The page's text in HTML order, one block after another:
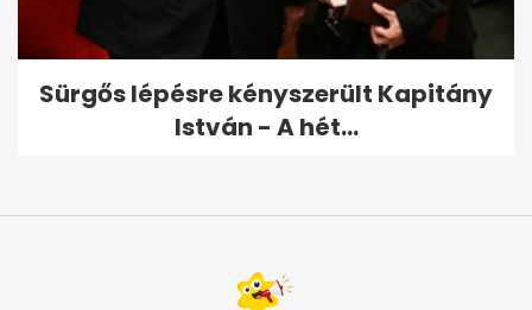
Sürgős lépésre kényszerült Kapitány
István - A hét...